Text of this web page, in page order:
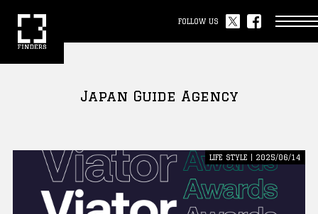
FOLLOW US
Japan Guide Agency
LIFE STYLE | 2025/06/14